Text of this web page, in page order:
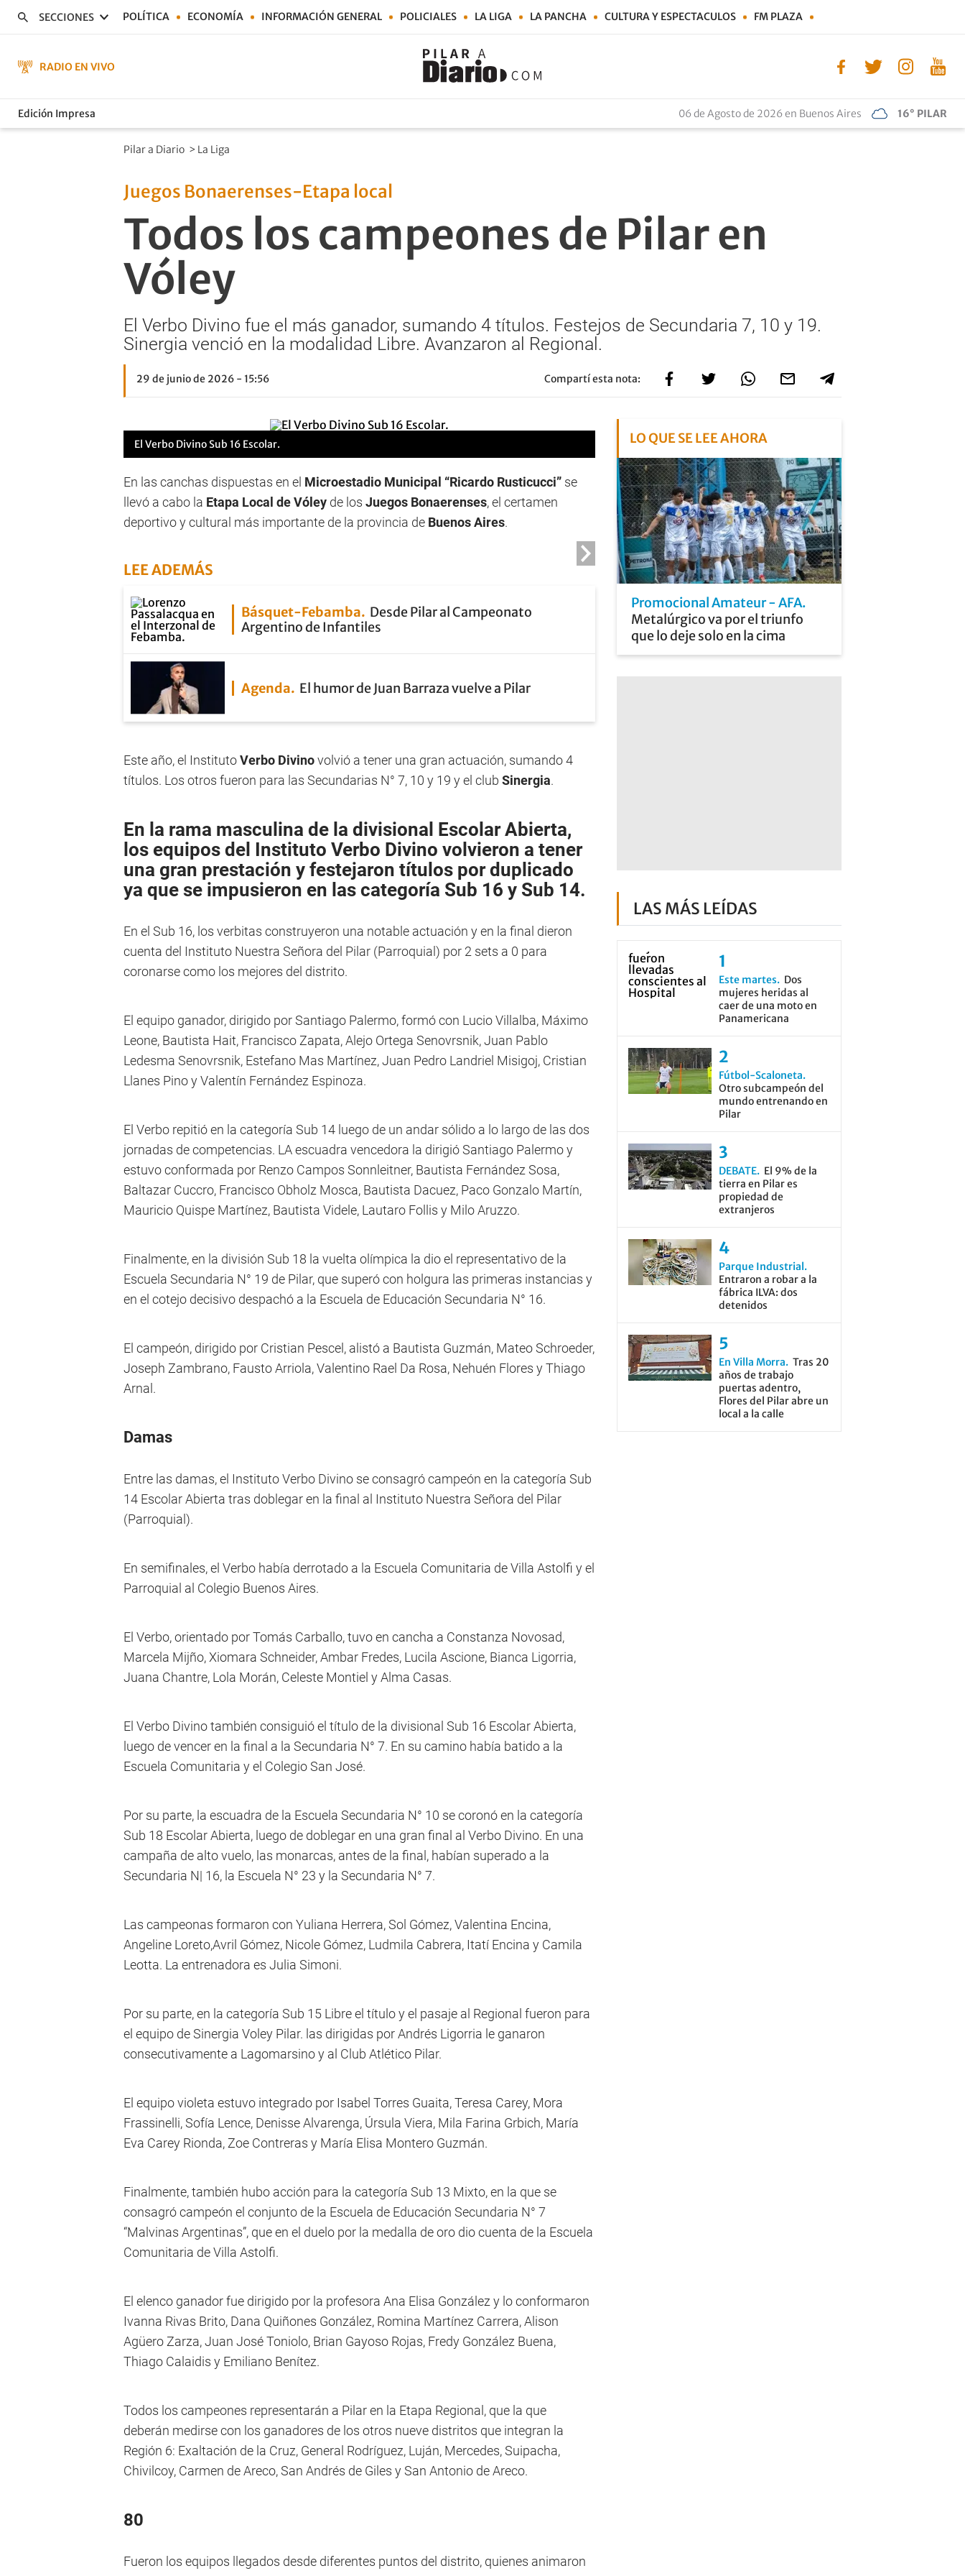
SECCIONES POLÍTICA ECONOMÍA INFORMACIÓN GENERAL POLICIALES LA LIGA LA PANCHA CULTURA Y ESPECTACULOS FM PLAZA
RADIO EN VIVO
Edición Impresa 06 de Agosto de 2026 en Buenos Aires 16° PILAR
Pilar a Diario > La Liga
Juegos Bonaerenses-Etapa local
Todos los campeones de Pilar en
Vóley
El Verbo Divino fue el más ganador, sumando 4 títulos. Festejos de Secundaria 7, 10 y 19.
Sinergia venció en la modalidad Libre. Avanzaron al Regional.
29 de junio de 2026 - 15:56 Compartí esta nota:
El Verbo Divino Sub 16 Escolar.
En las canchas dispuestas en el Microestadio Municipal “Ricardo Rusticucci” se
llevó a cabo la Etapa Local de Vóley de los Juegos Bonaerenses, el certamen
deportivo y cultural más importante de la provincia de Buenos Aires.
LEE ADEMÁS
Básquet-Febamba
Desde Pilar al Campeonato
Argentino de Infantiles
Agenda El humor de Juan Barraza vuelve a Pilar
Este año, el InstitutoVerbo Divinovolvió a tener una gran actuación, sumando 4
títulos. Los otros fueron para las Secundarias N° 7, 10 y 19 y el club Sinergia.
En la rama masculina de la divisional Escolar Abierta,
los equipos del Instituto Verbo Divino volvieron a tener
una gran prestación y festejaron títulos por duplicado
ya que se impusieron en las categoría Sub 16 y Sub 14.
En el Sub 16, los verbitas construyeron una notable actuación y en la final dieron
cuenta del Instituto Nuestra Señora del Pilar (Parroquial) por 2 sets a 0 para
coronarse como los mejores del distrito.
El equipo ganador, dirigido por Santiago Palermo, formó con Lucio Villalba, Máximo
Leone, Bautista Hait, Francisco Zapata, Alejo Ortega Senovrsnik, Juan Pablo
Ledesma Senovrsnik, Estefano Mas Martínez, Juan Pedro Landriel Misigoj, Cristian
Llanes Pino y Valentín Fernández Espinoza.
El Verbo repitió en la categoría Sub 14 luego de un andar sólido a lo largo de las dos
jornadas de competencias. LA escuadra vencedora la dirigió Santiago Palermo y
estuvo conformada por Renzo Campos Sonnleitner, Bautista Fernández Sosa,
Baltazar Cuccro, Francisco Obholz Mosca, Bautista Dacuez, Paco Gonzalo Martín,
Mauricio Quispe Martínez, Bautista Videle, Lautaro Follis y Milo Aruzzo.
Finalmente, en la división Sub 18 la vuelta olímpica la dio el representativo de la
Escuela Secundaria N° 19 de Pilar, que superó con holgura las primeras instancias y
en el cotejo decisivo despachó a la Escuela de Educación Secundaria N° 16.
El campeón, dirigido por Cristian Pescel, alistó a Bautista Guzmán, Mateo Schroeder,
Joseph Zambrano, Fausto Arriola, Valentino Rael Da Rosa, Nehuén Flores y Thiago
Arnal.
Damas
Entre las damas, el Instituto Verbo Divino se consagró campeón en la categoría Sub
14 Escolar Abierta tras doblegar en la final al Instituto Nuestra Señora del Pilar
(Parroquial).
En semifinales, el Verbo había derrotado a la Escuela Comunitaria de Villa Astolfi y el
Parroquial al Colegio Buenos Aires.
El Verbo, orientado por Tomás Carballo, tuvo en cancha a Constanza Novosad,
Marcela Mijño, Xiomara Schneider, Ambar Fredes, Lucila Ascione, Bianca Ligorria,
Juana Chantre, Lola Morán, Celeste Montiel y Alma Casas.
El Verbo Divino también consiguió el título de la divisional Sub 16 Escolar Abierta,
luego de vencer en la final a la Secundaria N° 7. En su camino había batido a la
Escuela Comunitaria y el Colegio San José.
Por su parte, la escuadra de la Escuela Secundaria N° 10 se coronó en la categoría
Sub 18 Escolar Abierta, luego de doblegar en una gran final al Verbo Divino. En una
campaña de alto vuelo, las monarcas, antes de la final, habían superado a la
Secundaria N| 16, la Escuela N° 23 y la Secundaria N° 7.
Las campeonas formaron con Yuliana Herrera, Sol Gómez, Valentina Encina,
Angeline Loreto,Avril Gómez, Nicole Gómez, Ludmila Cabrera, Itatí Encina y Camila
Leotta. La entrenadora es Julia Simoni.
Por su parte, en la categoría Sub 15 Libre el título y el pasaje al Regional fueron para
el equipo de Sinergia Voley Pilar. las dirigidas por Andrés Ligorria le ganaron
consecutivamente a Lagomarsino y al Club Atlético Pilar.
El equipo violeta estuvo integrado por Isabel Torres Guaita, Teresa Carey, Mora
Frassinelli, Sofía Lence, Denisse Alvarenga, Úrsula Viera, Mila Farina Grbich, María
Eva Carey Rionda, Zoe Contreras y María Elisa Montero Guzmán.
Finalmente, también hubo acción para la categoría Sub 13 Mixto, en la que se
consagró campeón el conjunto de la Escuela de Educación Secundaria N° 7
“Malvinas Argentinas”, que en el duelo por la medalla de oro dio cuenta de la Escuela
Comunitaria de Villa Astolfi.
El elenco ganador fue dirigido por la profesora Ana Elisa González y lo conformaron
Ivanna Rivas Brito, Dana Quiñones González, Romina Martínez Carrera, Alison
Agüero Zarza, Juan José Toniolo, Brian Gayoso Rojas, Fredy González Buena,
Thiago Calaidis y Emiliano Benítez.
Todos los campeones representarán a Pilar en la Etapa Regional, que la que
deberán medirse con los ganadores de los otros nueve distritos que integran la
Región 6: Exaltación de la Cruz, General Rodríguez, Luján, Mercedes, Suipacha,
Chivilcoy, Carmen de Areco, San Andrés de Giles y San Antonio de Areco.
80
Fueron los equipos llegados desde diferentes puntos del distrito, quienes animaron
LO QUE SE LEE AHORA
Promocional Amateur - AFA
Metalúrgico va por el triunfo
que lo deje solo en la cima
LAS MÁS LEÍDAS
Este martes
Dos
mujeres heridas al
caer de una moto en
Panamericana
Fútbol-Scaloneta
Otro subcampeón del
mundo entrenando en
Pilar
DEBATE
El 9% de la
tierra en Pilar es
propiedad de
extranjeros
Parque Industrial
Entraron a robar a la
fábrica ILVA: dos
detenidos
En Villa Morra
Tras 20
años de trabajo
puertas adentro,
Flores del Pilar abre un
local a la calle